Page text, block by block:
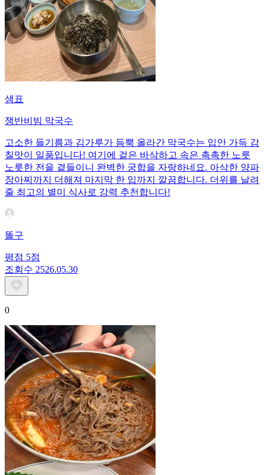
샘표
쟁반비빔 막국수
고소한 들기름과 김가루가 듬뿍 올라간 막국수는 입안 가득 감
칠맛이 일품입니다! 여기에 겉은 바삭하고 속은 촉촉한 노릇
노릇한 전을 곁들이니 완벽한 궁합을 자랑하네요. 아삭한 양파
장아찌까지 더해져 마지막 한 입까지 깔끔합니다. 더위를 날려
줄 최고의 별미 식사로 강력 추천합니다!
똘구
평점 5점
조회수 2526.05.30
0